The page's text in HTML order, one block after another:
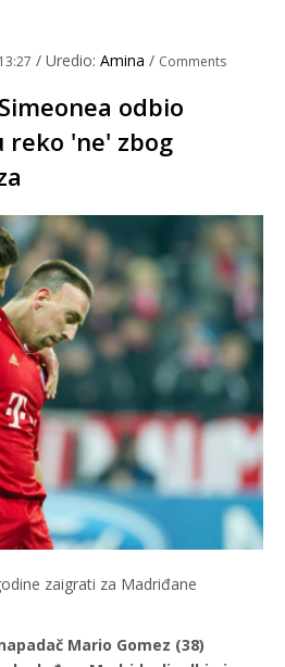
/ Uredio: Amina / Comments
odbio
reko 'ne' zbog
zaigrati za Madriđane
Mario Gomez (38)